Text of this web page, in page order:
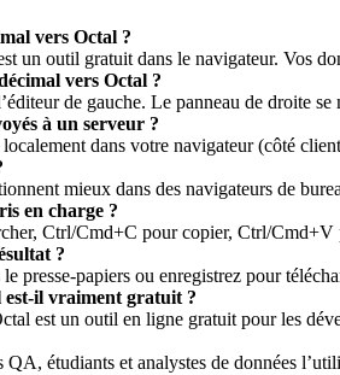
vers Octal ?
un outil gratuit dans le navigateur. Vos
vers Octal ?
de gauche. Le panneau de droite
à un serveur ?
dans votre navigateur (côté
mieux dans des navigateurs de
en charge ?
Ctrl/Cmd+C pour copier, Ctrl/Cmd+V
?
presse‑papiers ou enregistrez pour
vraiment gratuit ?
est un outil en ligne gratuit pour les
étudiants et analystes de données